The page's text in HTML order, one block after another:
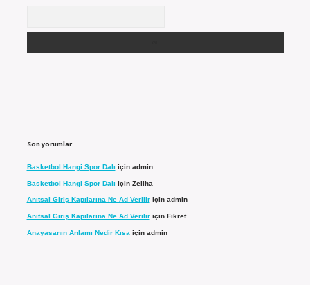
Son yorumlar
Basketbol Hangi Spor Dalı için admin
Basketbol Hangi Spor Dalı için Zeliha
Anıtsal Giriş Kapılarına Ne Ad Veriliriçin admin
Anıtsal Giriş Kapılarına Ne Ad Veriliriçin Fikret
Anayasanın Anlamı Nedir Kısa için admin